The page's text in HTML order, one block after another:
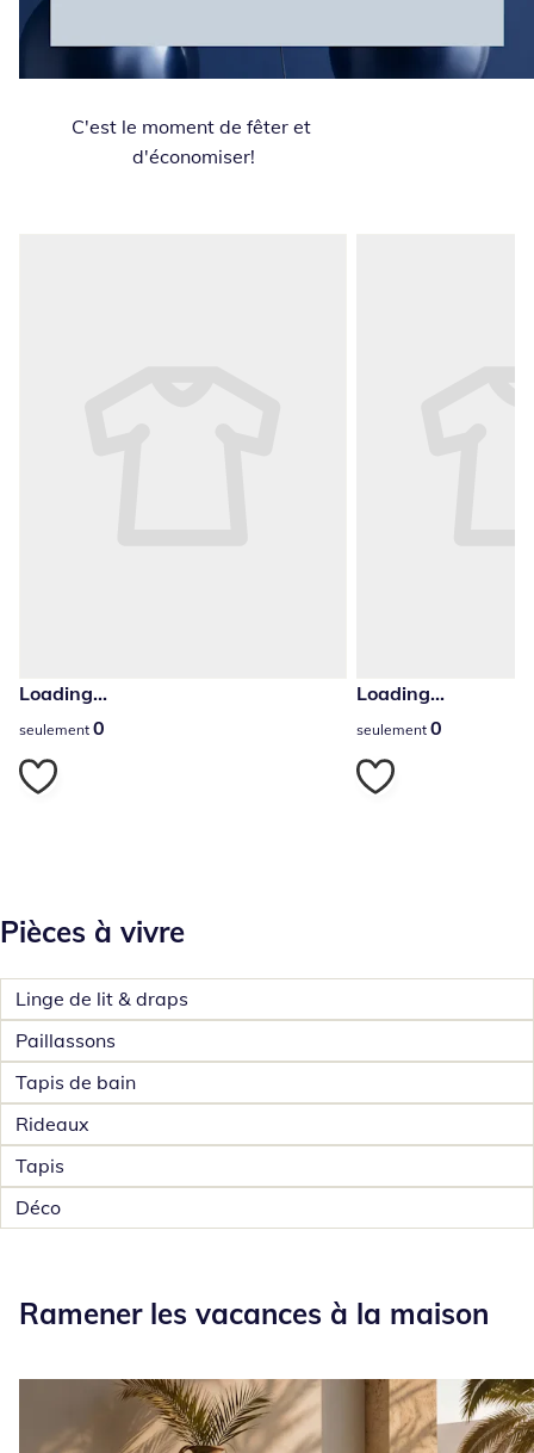
C'est le moment de fêter et
d'économiser!
Loading...
0
seulement 0
Loading...
0
seulement 0
Pièces à vivre
Linge de lit & draps
Paillassons
Tapis de bain
Rideaux
Tapis
Déco
Ramener les vacances à la maison
Ramener les vacances à la maison